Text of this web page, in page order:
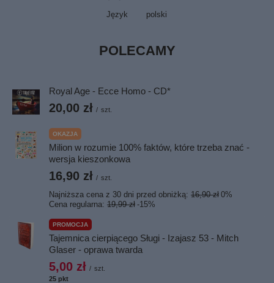
Język polski
POLECAMY
Royal Age - Ecce Homo - CD*
20,00 zł / szt.
OKAZJA
Milion w rozumie 100% faktów, które trzeba znać -
wersja kieszonkowa
16,90 zł / szt.
Najniższa cena z 30 dni przed obniżką: 16,90 zł 0%
Cena regularna: 19,99 zł -15%
PROMOCJA
Tajemnica cierpiącego Sługi - Izajasz 53 - Mitch
Glaser - oprawa twarda
5,00 zł / szt.
25 pkt